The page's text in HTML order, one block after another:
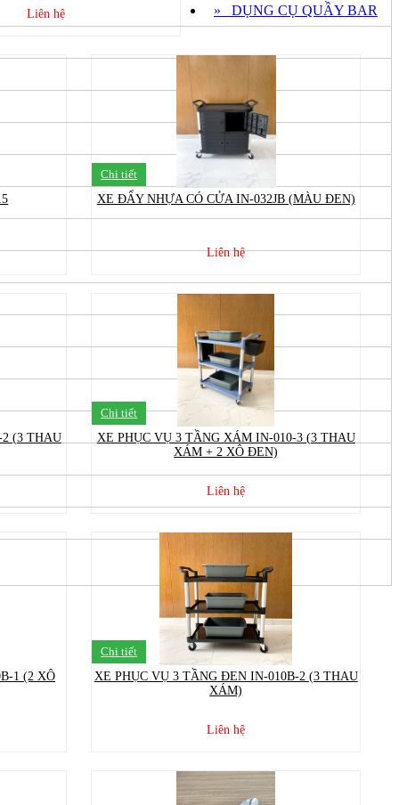
Liên hệ
Chi tiết
XE ĐẨY NHỰA CÓ CỬA IN-032JB (MÀU ĐEN)
Liên hệ
(3 THAU
Chi tiết
XE PHỤC VỤ 3 TẦNG XÁM IN-010-3 (3 THAU
XÁM + 2 XÔ ĐEN)
Liên hệ
1 (2 XÔ
Chi tiết
XE PHỤC VỤ 3 TẦNG ĐEN IN-010B-2 (3 THAU
XÁM)
Liên hệ
» DỤNG CỤ QUẦY BAR